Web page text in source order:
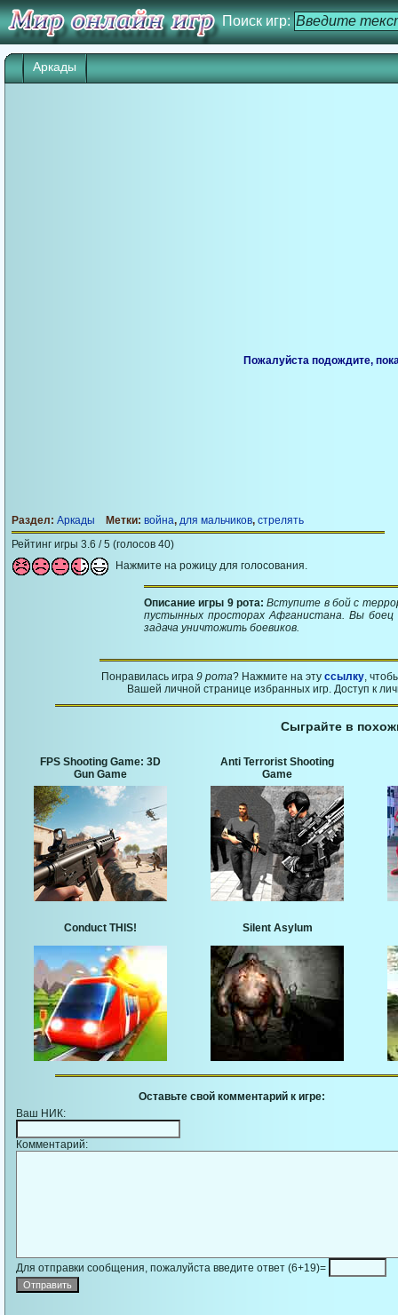
Поиск игр:
Аркады
Пожалуйста подождите,
Раздел: Аркады Метки: война, для мальчиков, стрелять
Рейтинг игры 3.6 / 5 (голосов 40)
Нажмите на рожицу для голосования.
Описание игры 9 рота:Вступите в бой с
пустынных просторах Афганистана. Вы
задача уничтожить боевиков.
Понравилась игра 9 рота? Нажмите на эту ссылку,
Вашей личной странице избранных игр. Доступ к
Сыграйте в
FPS Shooting Game: 3D
Gun Game
Anti Terrorist Shooting
Game
Conduct THIS! Silent Asylum
Оставьте свой комментарий к игре:
Ваш НИК:
Комментарий:
Для отправки сообщения, пожалуйста введите ответ (6+19)=